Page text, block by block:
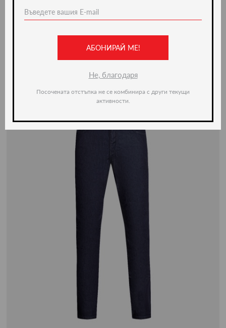
Ние препоръчваме
АБОНИРАЙ МЕ!
Не, благодаря
Посочената отстъпка не се комбинира с други текущи
активности.